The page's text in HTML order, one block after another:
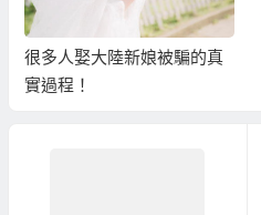
很多人娶大陸新娘被騙的真
實過程！